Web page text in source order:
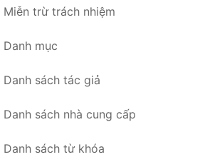
Miễn trừ trách nhiệm
Danh mục
Danh sách tác giả
Danh sách nhà cung cấp
Danh sách từ khóa